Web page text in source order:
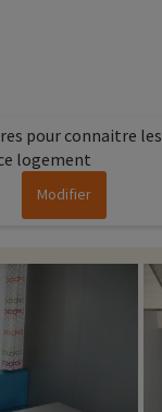
pour connaitre les
logement
Modifier